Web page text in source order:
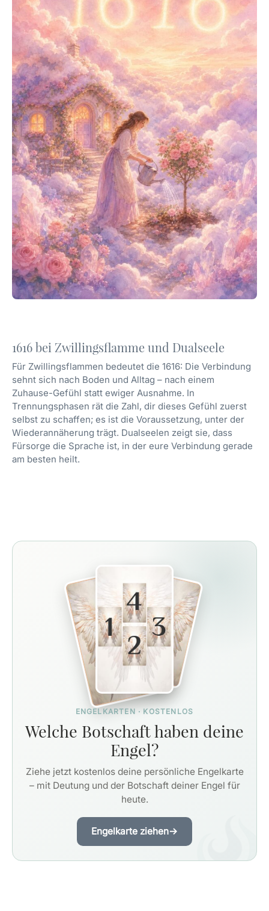
1616 bei Zwillingsflamme und Dualseele
Für Zwillingsflammen bedeutet die 1616: Die Verbindung
sehnt sich nach Boden und Alltag – nach einem
Zuhause-Gefühl statt ewiger Ausnahme. In
Trennungsphasen rät die Zahl, dir dieses Gefühl zuerst
selbst zu schaffen; es ist die Voraussetzung, unter der
Wiederannäherung trägt. Dualseelen zeigt sie, dass
Fürsorge die Sprache ist, in der eure Verbindung gerade
am besten heilt.
ENGELKARTEN · KOSTENLOS
Welche Botschaft haben deine
Engel?
Ziehe jetzt kostenlos deine persönliche Engelkarte
– mit Deutung und der Botschaft deiner Engel für
heute.
Engelkarte ziehen→